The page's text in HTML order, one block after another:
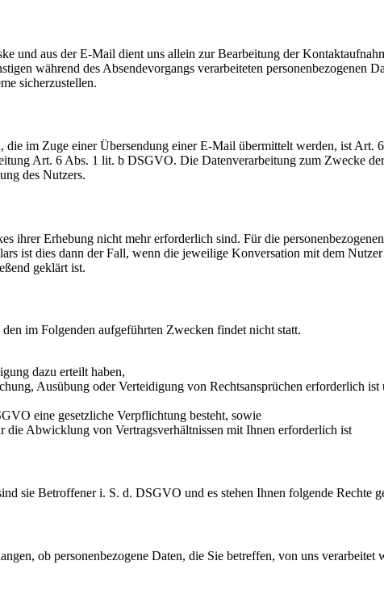
und aus der E-Mail dient uns allein zur Bearbeitung der
während des Absendevorgangs verarbeiteten personenbezogenen
sicherzustellen.
die im Zuge einer Übersendung einer E-Mail übermittelt werden, ist
Art. 6 Abs. 1 lit. b DSGVO. Die Datenverarbeitung zum Zwecke
des Nutzers.
ihrer Erhebung nicht mehr erforderlich sind. Für die
ist dies dann der Fall, wenn die jeweilige Konversation mit dem
geklärt ist.
im Folgenden aufgeführten Zwecken findet nicht statt.
dazu erteilt haben,
Ausübung oder Verteidigung von Rechtsansprüchen erforderlich
eine gesetzliche Verpflichtung besteht, sowie
Abwicklung von Vertragsverhältnissen mit Ihnen erforderlich ist
sie Betroffener i. S. d. DSGVO und es stehen Ihnen folgende Rechte
ob personenbezogene Daten, die Sie betreffen, von uns